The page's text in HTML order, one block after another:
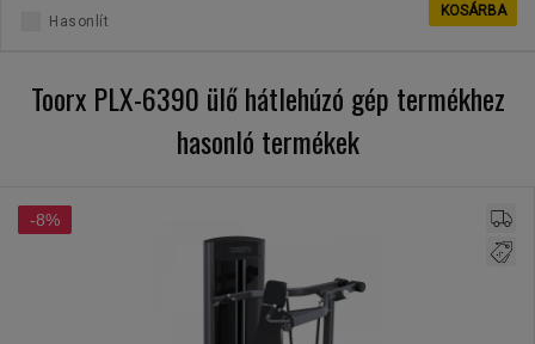
KOSÁRBA
Hasonlít
Toorx PLX-6390 ülő hátlehúzó gép termékhez
hasonló termékek
-8%